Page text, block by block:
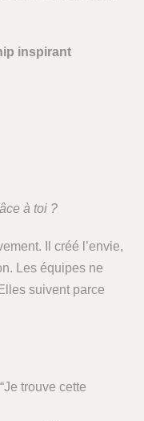
inspirant
à toi ?
Il créé l’envie,
Les équipes ne
suivent parce
trouve cette